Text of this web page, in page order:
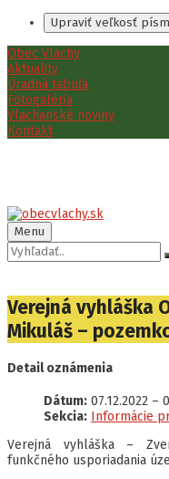
Upraviť veľkosť
Preskočiť
na
obsah
Preskočiť
na
ľavý
panel
Preskočiť
na
pätičku
Obec Vlachy
Aktuality
Úradná tabuľa
Fotogaléria
Vlachanské noviny
Kontakt
Menu
Vyhľadávanie:
Verejná vyhláška
Mikuláš –
Detail oznámenia
Dátum: 07.12.2022 –
Sekcia: Informácie
Verejná vyhláška –
funkčného usporiadania